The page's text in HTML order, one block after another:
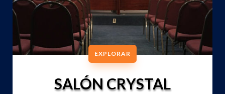
EXPLORAR
SALÓN CRYSTAL